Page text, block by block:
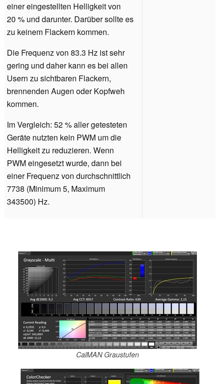
einer eingestellten Helligkeit von
20 % und darunter. Darüber sollte es
zu keinem Flackern kommen.
Die Frequenz von 83.3 Hz ist sehr
gering und daher kann es bei allen
Usern zu sichtbaren Flackern,
brennenden Augen oder Kopfweh
kommen.
Im Vergleich: 52 % aller getesteten
Geräte nutzten kein PWM um die
Helligkeit zu reduzieren. Wenn
PWM eingesetzt wurde, dann bei
einer Frequenz von durchschnittlich
7738 (Minimum 5, Maximum
343500) Hz.
CalMAN Graustufen